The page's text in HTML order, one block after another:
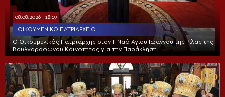
08.08.2026 | 18:19
ΟΙΚΟΥΜΕΝΙΚΌ ΠΑΤΡΙΑΡΧΕΊΟ
Ο Οικουμενικός Πατριάρχης στον I. Ναό Αγίου Ιωάννου της Ρίλας της
Βουλγαροφώνου Κοινότητος για την Παράκληση